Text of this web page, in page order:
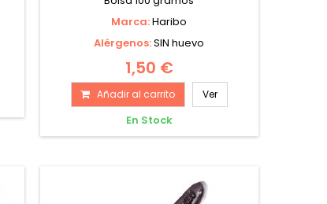
Marca:Haribo
Alérgenos:SIN huevo
1,50 €
Añadir al carrito Ver
En Stock